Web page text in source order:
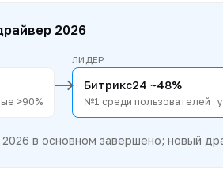
2026
>90%
ЛИДЕР
Битрикс24 ~48%
№1 среди пользователей ·
в основном завершено; новый